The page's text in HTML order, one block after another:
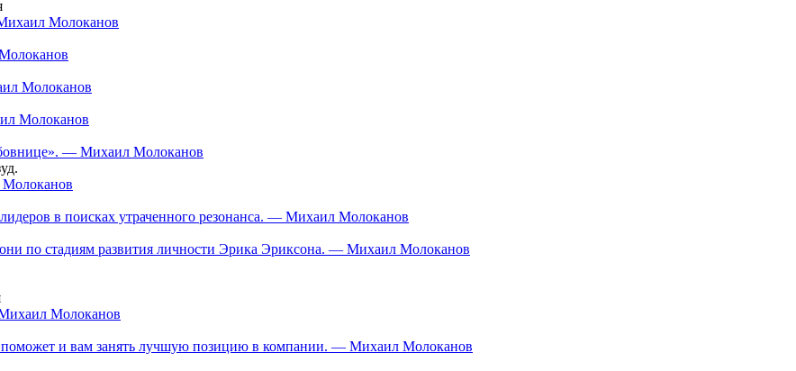
Молоканов
Молоканов
Молоканов
— Михаил Молоканов
Молоканов
в поисках утраченного резонанса. — Михаил Молоканов
по стадиям развития личности Эрика Эриксона. — Михаил Молоканов
Молоканов
поможет и вам занять лучшую позицию в компании. — Михаил Молоканов